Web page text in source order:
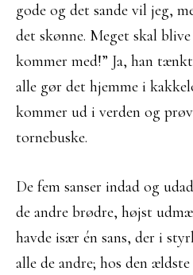
gode og det sande vil jeg,
det skønne. Meget skal
kommer med!” Ja, han
alle gør det hjemme i
kommer ud i verden og
tornebuske.
De fem sanser indad og
de andre brødre, højst
havde især én sans, der i
alle de andre; hos den